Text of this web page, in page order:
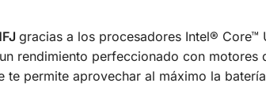
gracias a los procesadores Intel® Core™
rendimiento perfeccionado con
te permite aprovechar al máximo la